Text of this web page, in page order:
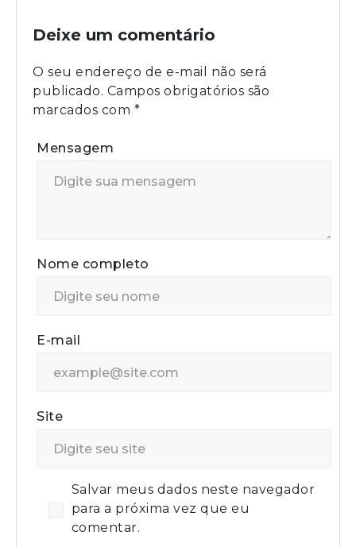
Deixe um comentário
O seu endereço de e-mail não será
publicado. Campos obrigatórios são
marcados com *
Mensagem
Nome completo
E-mail
Site
Salvar meus dados neste navegador
para a próxima vez que eu
comentar.